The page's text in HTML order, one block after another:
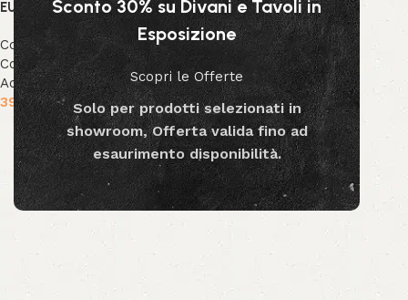
Sconto 30% su Divani e Tavoli in
Esposizione
Scopri le Offerte
Solo per prodotti selezionati in
showroom, Offerta valida fino ad
esaurimento disponibilità.
EUCALIPTO
Collezione Bizzotto
,
Collezione Decor
Decor &
Accessori
39.99€ - 79.99€
Scegli